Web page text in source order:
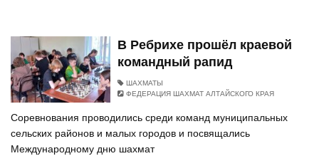
В Ребрихе прошёл краевой
командный рапид
ШАХМАТЫ
ФЕДЕРАЦИЯ ШАХМАТ АЛТАЙСКОГО КРАЯ
Соревнования проводились среди команд муниципальных
сельских районов и малых городов и посвящались
Международному дню шахмат